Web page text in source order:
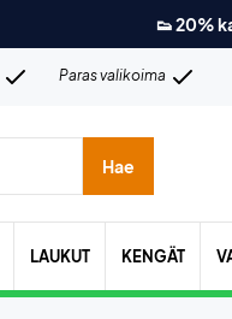
👟 20%
Paras valikoima
Hae
LAUKUT KENGÄT